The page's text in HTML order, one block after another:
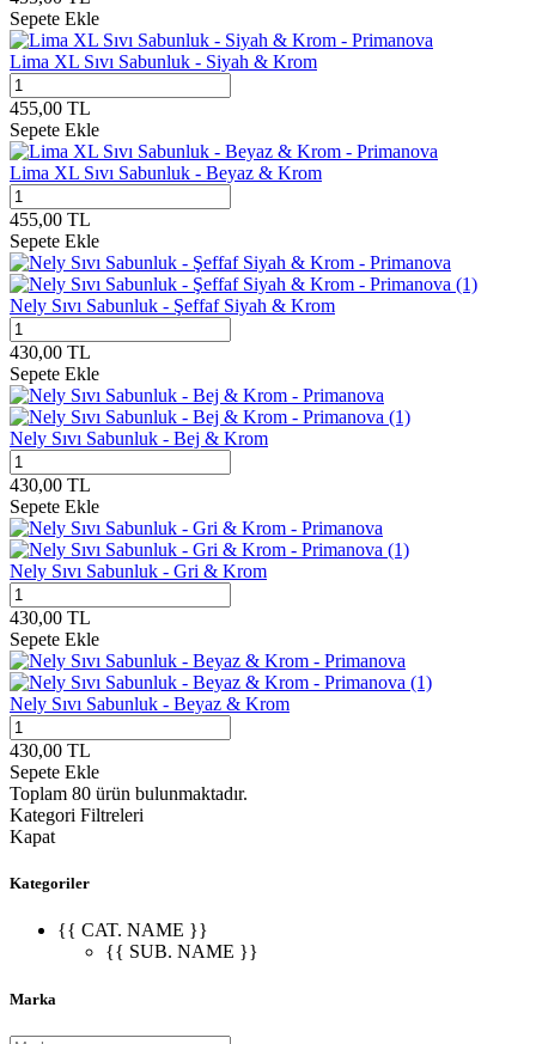
Sepete Ekle
Lima XL Sıvı Sabunluk - Siyah & Krom
455,00 TL
Sepete Ekle
Lima XL Sıvı Sabunluk - Beyaz & Krom
455,00 TL
Sepete Ekle
Nely Sıvı Sabunluk - Şeffaf Siyah & Krom
430,00 TL
Sepete Ekle
Nely Sıvı Sabunluk - Bej & Krom
430,00 TL
Sepete Ekle
Nely Sıvı Sabunluk - Gri & Krom
430,00 TL
Sepete Ekle
Nely Sıvı Sabunluk - Beyaz & Krom
430,00 TL
Sepete Ekle
Toplam 80 ürün bulunmaktadır.
Kategori Filtreleri
Kapat
Kategoriler
{{ CAT. NAME }}
{{ SUB. NAME }}
Marka